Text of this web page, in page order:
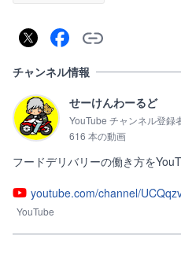
チャンネル情報
せーけんわーるど
YouTube チャンネル登録
616 本の動画
youtube.com/channel/
YouTube